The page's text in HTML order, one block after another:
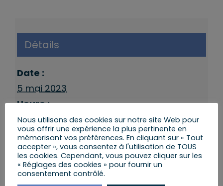
Détails
Date :
5 mai 2023
Heure :
14 h 15 min à 15 h 15 min
Catégories d’Évènement:
Permanence NIEDERSCHAEFFOLSHEIM ,
Permanences 9eme Circonscription
Évènement Tags:
Nous utilisons des cookies sur notre site Web pour
vous offrir une expérience la plus pertinente en
mémorisant vos préférences. En cliquant sur « Tout
accepter », vous consentez à l'utilisation de TOUS
les cookies. Cependant, vous pouvez cliquer sur les
« Réglages des cookies » pour fournir un
consentement contrôlé.